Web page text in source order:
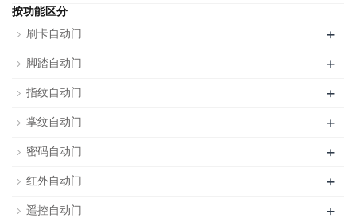
按功能区分
刷卡自动门
+
脚踏自动门 +
指纹自动门 +
掌纹自动门 +
密码自动门 +
红外自动门 +
遥控自动门 +